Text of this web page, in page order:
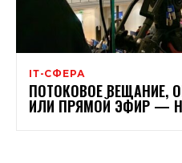
ІТ-СФЕРА
ПОТОКОВОЕ ВЕЩАНИЕ,
ИЛИ ПРЯМОЙ ЭФИР —